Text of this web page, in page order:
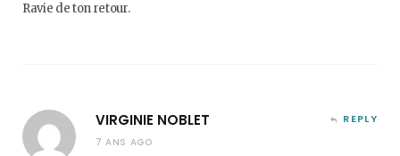
Ravie de ton retour.
VIRGINIE NOBLET
7 ANS AGO
REPLY